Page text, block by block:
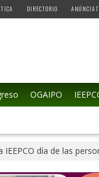
DIRECTORIO
OGAIPO
IEEPCO día de las